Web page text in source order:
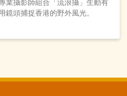
鏡頭捕捉香港的野外風光。